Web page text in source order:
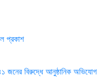
প্রকাশ
জনের বিরুদ্ধে আনুষ্ঠানিক অভিযোগ